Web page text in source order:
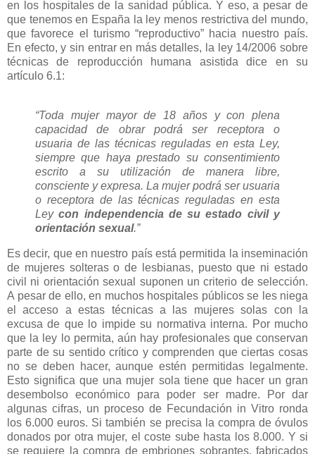
en los hospitales de la sanidad pública. Y eso, a pesar de
que tenemos en España la ley menos restrictiva del mundo,
que favorece el turismo “reproductivo” hacia nuestro país.
En efecto, y sin entrar en más detalles, la ley 14/2006 sobre
técnicas de reproducción humana asistida dice en su
artículo 6.1:
“Toda mujer mayor de 18 años y con plena
capacidad de obrar podrá ser receptora o
usuaria de las técnicas reguladas en esta Ley,
siempre que haya prestado su consentimiento
escrito a su utilización de manera libre,
consciente y expresa. La mujer podrá ser usuaria
o receptora de las técnicas reguladas en esta
Leycon independencia de su estado civil y
orientación sexual.”
Es decir, que en nuestro país está permitida la inseminación
de mujeres solteras o de lesbianas, puesto que ni estado
civil ni orientación sexual suponen un criterio de selección.
A pesar de ello, en muchos hospitales públicos se les niega
el acceso a estas técnicas a las mujeres solas con la
excusa de que lo impide su normativa interna. Por mucho
que la ley lo permita, aún hay profesionales que conservan
parte de su sentido crítico y comprenden que ciertas cosas
no se deben hacer, aunque estén permitidas legalmente.
Esto significa que una mujer sola tiene que hacer un gran
desembolso económico para poder ser madre. Por dar
algunas cifras, un proceso de Fecundación in Vitro ronda
los 6.000 euros. Si también se precisa la compra de óvulos
donados por otra mujer, el coste sube hasta los 8.000. Y si
se requiere la compra de embriones sobrantes, fabricados